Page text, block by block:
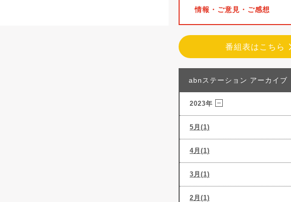
情報・ご意見・ご感想
番組表はこちら
abnステーション アーカイブ
2023年
5月(1)
4月(1)
3月(1)
2月(1)